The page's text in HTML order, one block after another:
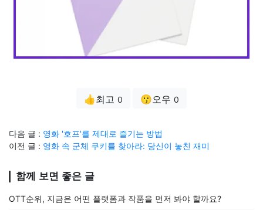
👍최고 0 😗오우 0
다음 글 : 영화 '호프'를 제대로 즐기는 방법
이전 글 : 영화 속 군체 쿠키를 찾아라: 당신이 놓친 재미
함께 보면 좋은 글
OTT순위, 지금은 어떤 플랫폼과 작품을 먼저 봐야 할까요?